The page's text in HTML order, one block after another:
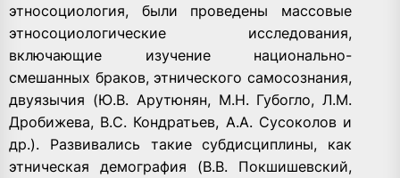
этносоциология, были проведены массовые
этносоциологические исследования,
включающие изучение национально-
смешанных браков, этнического самосознания,
двуязычия (Ю.В. Арутюнян, М.Н. Губогло, Л.М.
Дробижева, В.С. Кондратьев, А.А. Сусоколов и
др.). Развивались такие субдисциплины, как
этническая демография (В.В. Покшишевский,